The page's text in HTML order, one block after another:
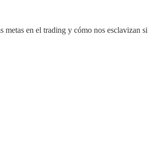
en el trading y cómo nos